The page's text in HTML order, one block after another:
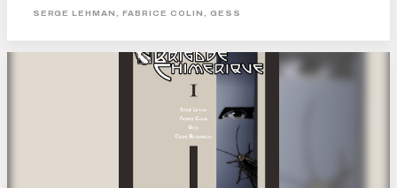
sont déjà parus chez l’Atalante. Son traitement original du thème des super-
semblaient...
SERGE LEHMAN, FABRICE COLIN, GESS